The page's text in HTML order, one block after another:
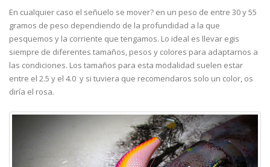
En cualquier caso el señuelo se mover? en un peso de entre 30 y 55
gramos de peso dependiendo de la profundidad a la que
pesquemos y la corriente que tengamos. Lo ideal es llevar egis
siempre de diferentes tamaños, pesos y colores para adaptarnos a
las condiciones. Los tamaños para esta modalidad suelen estar
entre el 2.5 y el 4.0 y si tuviera que recomendaros solo un color, os
diría el rosa.